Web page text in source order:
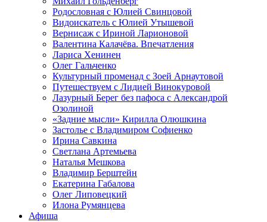
Родословная с Юлией Свинцовой
Видоискатель с Юлией Утышевой
Вернисаж с Ириной Ларионовой
Валентина Калачёва. Впечатления
Лариса Хенинен
Олег Гальченко
Культурный променад с Зоей Арнаутовой
Путешествуем с Лидией Винокуровой
Лазурный Берег без пафоса с Александрой
Озолиной
«Задние мысли» Кирилла Олюшкина
Застолье с Владимиром Софиенко
Ирина Савкина
Светлана Артемьева
Наталья Мешкова
Владимир Берштейн
Екатерина Габалова
Олег Липовецкий
Илона Румянцева
Афиша